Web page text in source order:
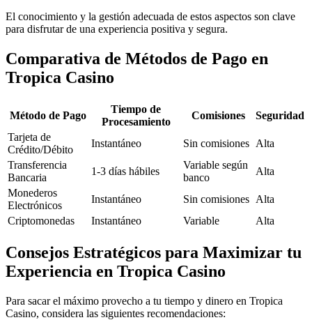
El conocimiento y la gestión adecuada de estos aspectos son clave
para disfrutar de una experiencia positiva y segura.
Comparativa de Métodos de Pago en
Tropica Casino
Método de Pago
Tiempo de
Procesamiento
Comisiones
Seguridad
Tarjeta de
Crédito/Débito
Instantáneo Sin comisiones Alta
Transferencia
Bancaria
1-3 días hábiles
Variable según
banco
Alta
Monederos
Electrónicos
Instantáneo Sin comisiones Alta
Criptomonedas
Instantáneo Variable Alta
Consejos Estratégicos para Maximizar tu
Experiencia en Tropica Casino
Para sacar el máximo provecho a tu tiempo y dinero en Tropica
Casino, considera las siguientes recomendaciones: